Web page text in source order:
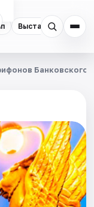
Выставки
Банковского